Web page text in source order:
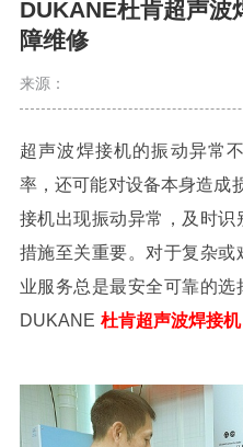
DUKANE杜肯超声波
障维修
来源：
超声波焊接机的振动异常
率，还可能对设备本身造成
接机出现振动异常 ，及时
措施至关重要。对于复杂
业服务总是最安全可靠的
DUKANE 杜肯超声波焊接机